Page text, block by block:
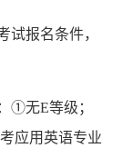
试报名条件，
①无E等级；
应用英语专业